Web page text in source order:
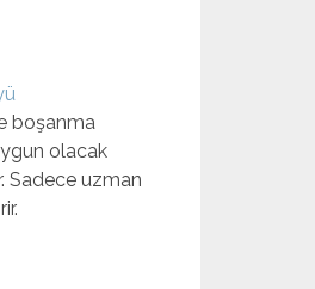
boşanma
olacak
Sadece uzman